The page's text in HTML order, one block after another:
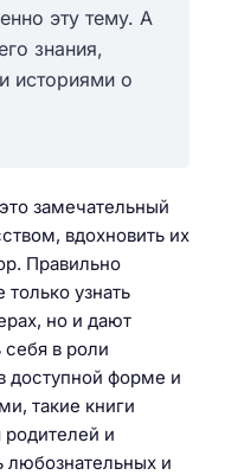
эту тему. А
знания,
историями о
замечательный
вдохновить их
Правильно
узнать
но и дают
в роли
доступной форме и
такие книги
и
любознательных и